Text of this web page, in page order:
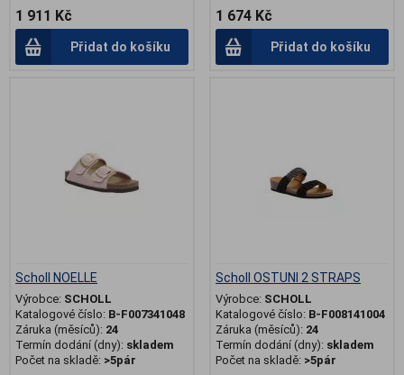
1 911 Kč
Přidat do košíku
1 674 Kč
Přidat do košíku
Scholl NOELLE
Výrobce: SCHOLL
Katalogové číslo: B-F007341048
Záruka (měsíců): 24
Termín dodání (dny): skladem
Počet na skladě: >5pár
Scholl OSTUNI 2 STRAPS
Výrobce: SCHOLL
Katalogové číslo: B-F008141004
Záruka (měsíců): 24
Termín dodání (dny): skladem
Počet na skladě: >5pár